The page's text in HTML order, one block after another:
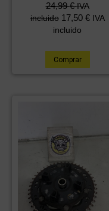
24,99€ IVA
incluido 17,50 € IVA
incluido
Comprar